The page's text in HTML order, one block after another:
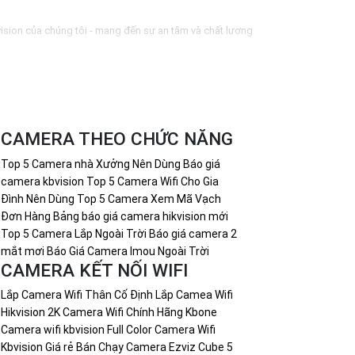
của chúng tôi - mang đến sự an tâm và chất lượng
🦉
viên giàu kinh nghiệm, nhiệt tình và chuyên nghiệp sẽ tự
công trình!
CAMERA THEO CHỨC NĂNG
Top 5 Camera nhà Xưởng Nên Dùng Báo giá
camera kbvision Top 5 Camera Wifi Cho Gia
Đình Nên Dùng Top 5 Camera Xem Mã Vạch
Đơn Hàng Bảng báo giá camera hikvision mới
Top 5 Camera Lắp Ngoài Trời Báo giá camera 2
mắt mơi Báo Giá Camera Imou Ngoài Trời
CAMERA KẾT NỐI WIFI
Lắp Camera Wifi Thân Cố Định Lắp Camea Wifi
Hikvision 2K Camera Wifi Chính Hãng Kbone
Camera wifi kbvision Full Color Camera Wifi
Kbvision Giá rẻ Bán Chạy Camera Ezviz Cube 5